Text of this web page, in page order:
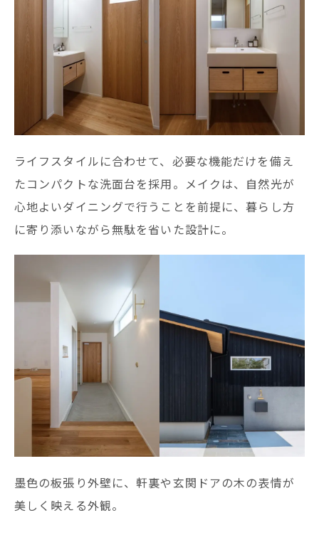
ライフスタイルに合わせて、必要な機能だけを備え
たコンパクトな洗面台を採用。メイクは、自然光が
心地よいダイニングで行うことを前提に、暮らし方
に寄り添いながら無駄を省いた設計に。
墨色の板張り外壁に、軒裏や玄関ドアの木の表情が
美しく映える外観。